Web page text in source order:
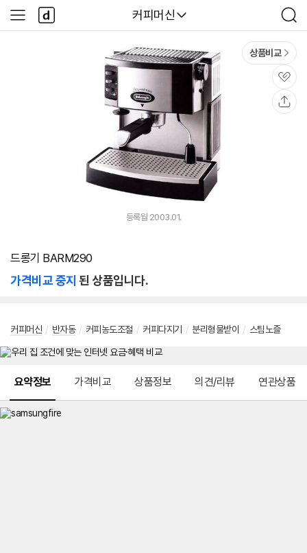
다나와
커피머신
검
색
사
이
다
나
와
상품비교
관
심
등록월 2003.01.
드롱기 BARM290
가격비교 중지 된 상품입니다.
커피머신 / 반자동 / 커피농도조절 / 커피다지기 / 분리형물받이 / 스팀노즐
요약정보 가격비교 상품정보 의견/리뷰 연관상품